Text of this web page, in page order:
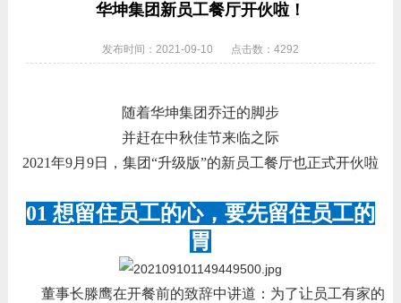
华坤集团新员工餐厅开伙啦！
发布时间：2021-09-10 点击数：4292
随着华坤集团乔迁的脚步
并赶在中秋佳节来临之际
2021年9月9日，集团“升级版”的新员工餐厅也正式开伙啦
01 想留住员工的心，要先留住员工的
胃
董事长滕鹰在开餐前的致辞中讲道：为了让员工有家的